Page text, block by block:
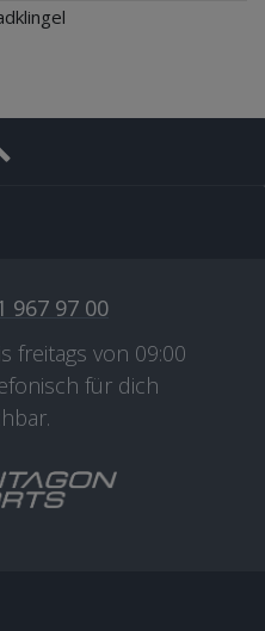
967 97 00
freitags von 09:00
für dich